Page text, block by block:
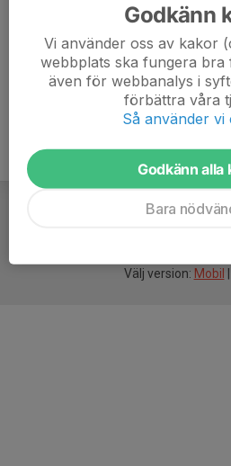
Välj version: Mobil
Godkänn
Vi använder oss av kakor
webbplats ska fungera bra
även för webbanalys i
förbättra våra
Så använder vi
Godkänn alla
Bara